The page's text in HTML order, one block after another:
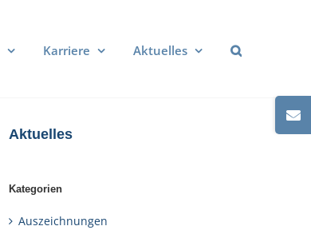
Karriere Aktuelles
Aktuelles
Kategorien
Auszeichnungen
Sliding